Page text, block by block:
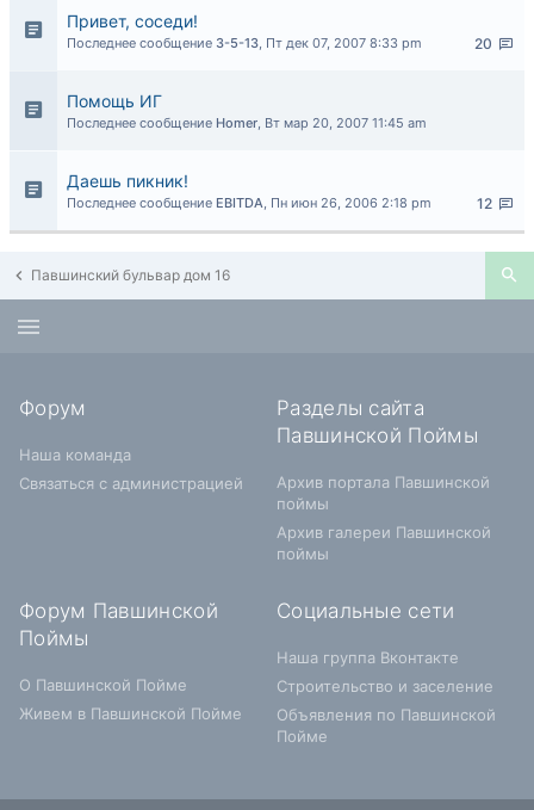
Привет, соседи!
20
Последнее сообщение 3-5-13, Пт дек 07, 2007 8:33 pm
Помощь ИГ
Последнее сообщение Homer, Вт мар 20, 2007 11:45 am
Даешь пикник!
12
Последнее сообщение EBITDA, Пн июн 26, 2006 2:18 pm
Павшинский бульвар дом 16
Форум
Наша команда
Связаться с администрацией
Разделы сайта
Павшинской Поймы
Архив портала Павшинской
поймы
Архив галереи Павшинской
поймы
Форум Павшинской
Поймы
О Павшинской Пойме
Живем в Павшинской Пойме
Социальные сети
Наша группа Вконтакте
Строительство и заселение
Объявления по Павшинской
Пойме